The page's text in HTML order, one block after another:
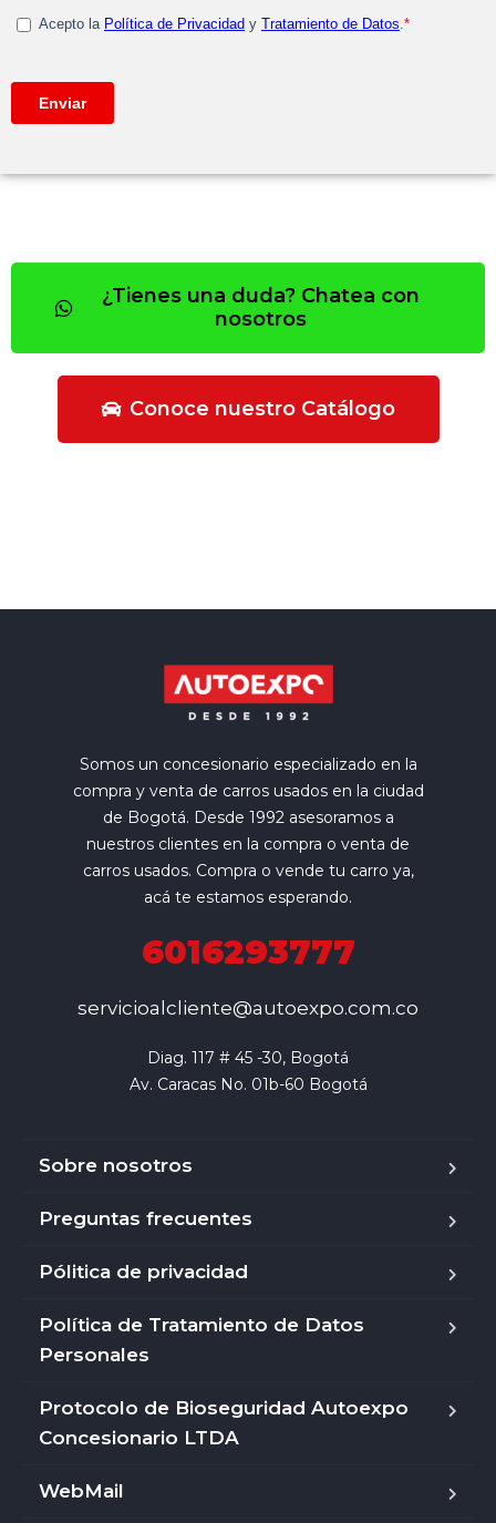
¿Tienes una duda? Chatea con
nosotros
Conoce nuestro Catálogo
Somos un concesionario especializado en la
compra y venta de carros usados en la ciudad
de Bogotá. Desde 1992 asesoramos a
nuestros clientes en la compra o venta de
carros usados. Compra o vende tu carro ya,
acá te estamos esperando.
6016293777
servicioalcliente@autoexpo.com.co
Diag. 117 # 45 -30, Bogotá
Av. Caracas No. 01b-60 Bogotá
Sobre nosotros
Preguntas frecuentes
Pólitica de privacidad
Política de Tratamiento de Datos
Personales
Protocolo de Bioseguridad Autoexpo
Concesionario LTDA
WebMail